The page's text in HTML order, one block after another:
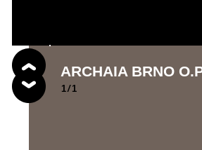
ARCHAIA BRNO
1/ 1